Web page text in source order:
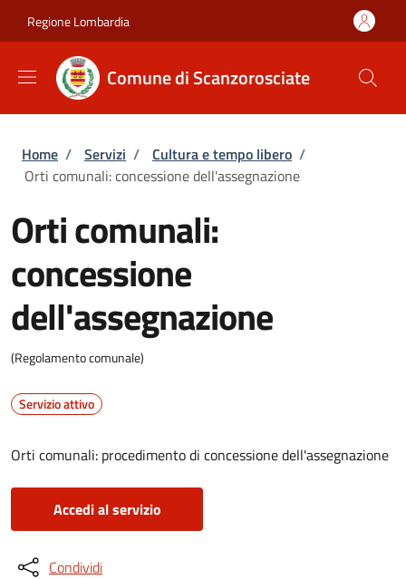
Regione Lombardia
Comune di Scanzorosciate
Briciole di pane
Home / Servizi / Cultura e tempo libero /
Orti comunali: concessione dell'assegnazione
Orti comunali:
concessione
dell'assegnazione
(Regolamento comunale)
Servizio attivo
Orti comunali: procedimento di concessione dell'assegnazione
Accedi al servizio
Condividi